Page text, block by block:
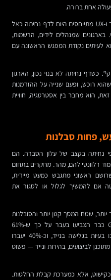
אחת ברורה.
זו בדיוק הסיבה שיותר צוותי שיווק, מוצר ו-UX מתייחסים היום לדף נחיתה כאל
שמנהלים לידים, הרשמות,
לעיתים נקודת המפגש הראשונה עם
כשדף נחיתה לא בנוי נכון, הארגון
רוכש, ופעם שנייה על ההזדמנות
הוא מחבר בין אסטרטגיה, חוויית
פחות סבלנות
קוראים דפי נחיתה בקצב של עלון הסברה. הם
רלוונטי להם, מהר. מחקרים בתחום
ראשוני מתגבש כמעט מיידית,
אם להמשיך לגלול או לסגור את
שטח המסך קטן יותר והסובלנות
לתקלות כמעט אפסית. נתוני Google כבר הצביעו בעבר על כך ש-61%
מהמשתמשים לא יחזרו לאתר שחוו בו בעיות בגלישה בנייד, וכ-40% יעברו
לביצועים, בהירות ונייד — פשוט
כקישוט, אלא כמערכת קבלת החלטות.